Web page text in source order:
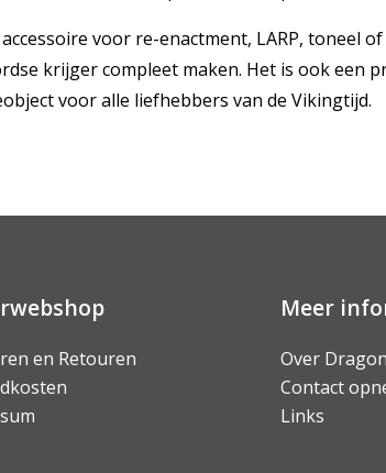
voor re-enactment, LARP, toneel
krijger compleet maken. Het is ook een
voor alle liefhebbers van de Vikingtijd.
en Retouren
Meer
Over
Contact
Links